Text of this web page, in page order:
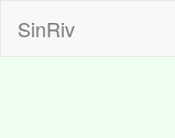
SinRiv